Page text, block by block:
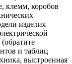
клемм, коробов
изделия
и таблиц
выстроенная